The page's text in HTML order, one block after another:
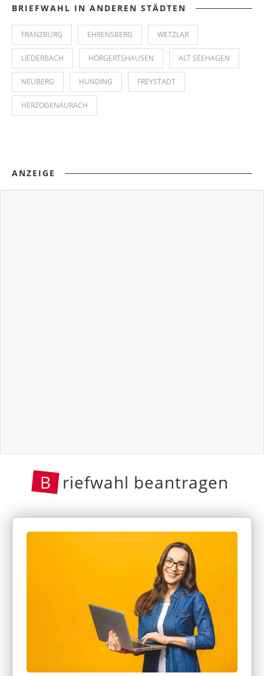
BRIEFWAHL IN ANDEREN STÄDTEN
FRANZBURG EHRENSBERG WETZLAR
LIEDERBACH HÖRGERTSHAUSEN ALT SEEHAGEN
NEUBERG HUNDING FREYSTADT
HERZOGENAURACH
ANZEIGE
B riefwahl beantragen